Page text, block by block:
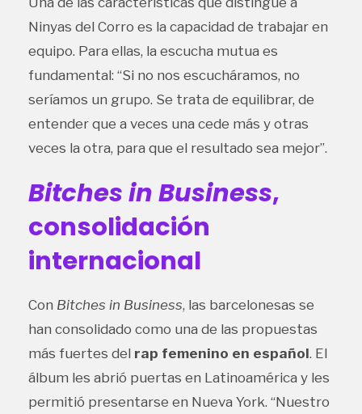
Ninyas del Corro es la capacidad de trabajar en
equipo. Para ellas, la escucha mutua es
fundamental: “Si no nos escucháramos, no
seríamos un grupo. Se trata de equilibrar, de
entender que a veces una cede más y otras
veces la otra, para que el resultado sea mejor”.
Bitches in Business,
consolidación
internacional
Con Bitches in Business, las barcelonesas se
han consolidado como una de las propuestas
más fuertes del rap femenino en español. El
álbum les abrió puertas en Latinoamérica y les
permitió presentarse en Nueva York. “Nuestro